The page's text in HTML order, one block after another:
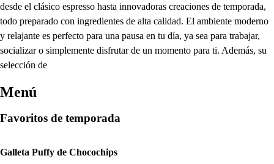
desde el clásico espresso hasta innovadoras creaciones de temporada,
todo preparado con ingredientes de alta calidad. El ambiente moderno
y relajante es perfecto para una pausa en tu día, ya sea para trabajar,
socializar o simplemente disfrutar de un momento para ti. Además, su
selección de
Menú
Favoritos de temporada
Galleta Puffy de Chocochips